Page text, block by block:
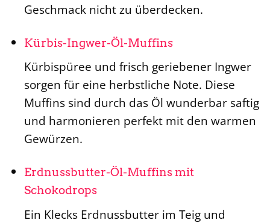
Geschmack nicht zu überdecken.
Kürbis-Ingwer-Öl-Muffins
Kürbispüree und frisch geriebener Ingwer
sorgen für eine herbstliche Note. Diese
Muffins sind durch das Öl wunderbar saftig
und harmonieren perfekt mit den warmen
Gewürzen.
Erdnussbutter-Öl-Muffins mit
Schokodrops
Ein Klecks Erdnussbutter im Teig und